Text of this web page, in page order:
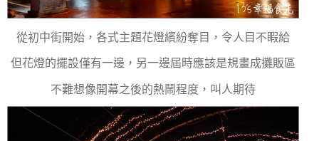
從初中街開始，各式主題花燈繽紛奪目，令人目不睱給
但花燈的擺設僅有一邊，另一邊屆時應該是規畫成攤販區
不難想像開幕之後的熱鬧程度，叫人期待